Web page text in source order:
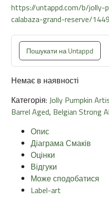
https://untappd.com/b/jolly-
calabaza-grand-reserve/
Пошукати на Untappd
Немає в наявності
Категорія: Jolly Pumpkin
Barrel Aged, Belgian Strong
Опис
Діаграма Смаків
Оцінки
Відгуки
Може сподобатися
Label-art